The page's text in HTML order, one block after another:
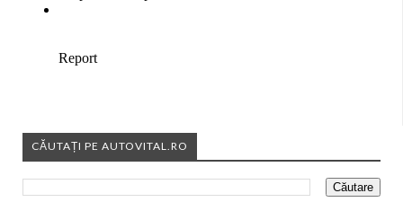
CĂUTAȚI PE AUTOVITAL.RO